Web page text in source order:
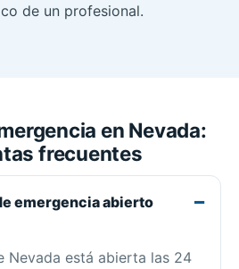
de un profesional.
en Nevada:
frecuentes
emergencia abierto
Nevada está abierta las 24